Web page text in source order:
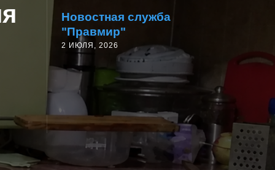
Новостная служба
"Правмир"
2 ИЮЛЯ, 2026